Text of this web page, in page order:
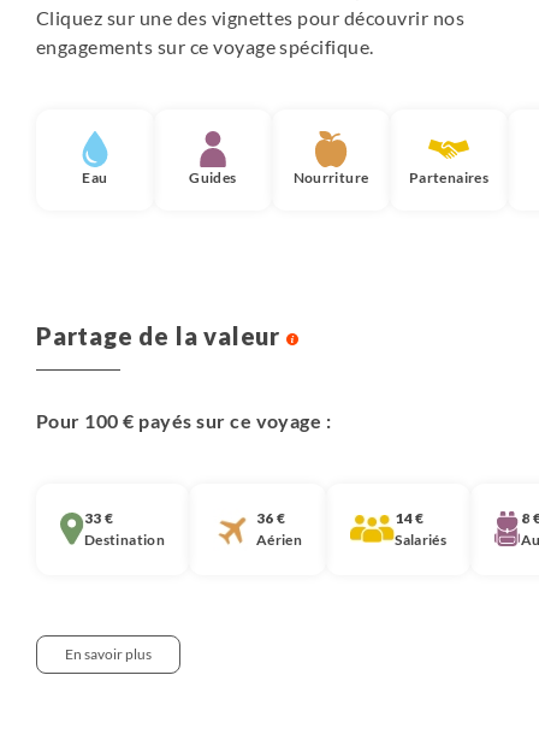
Cliquez sur une des vignettes pour découvrir nos
engagements sur ce voyage spécifique.
Eau Guides Nourriture Partenaires
Partage de la valeur
Pour 100 € payés sur ce voyage :
33 €
Destination
36 €
Aérien
14 €
Salariés
8
En savoir plus